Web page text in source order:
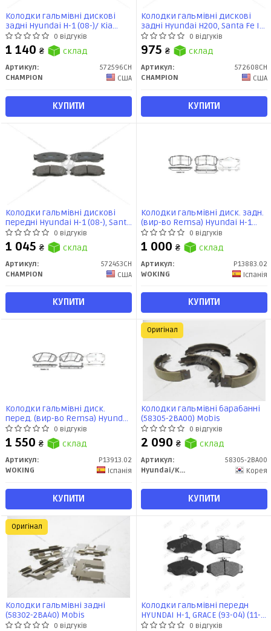
Колодки гальмівні дискові
задні Hyundai H-1 (08-)/ Kia
Sorento III (572596CH)
0 відгуків
1 140 ₴ склад
Артикул:
572596CH
CHAMPION
США
КУПИТИ
Колодки гальмівні дискові
задні Hyundai H200, Santa Fe II
(572608CH)
0 відгуків
975 ₴ склад
Артикул:
572608CH
CHAMPION
США
КУПИТИ
Колодки гальмівні дискові
передні Hyundai H-1 (08-), Santa
Fe I/ SsangYong Actyon I,
Rexton/Rexton II (572453CH)
0 відгуків
1 045 ₴ склад
Артикул:
572453CH
CHAMPION
США
КУПИТИ
Колодки гальмівні диск. задн.
(вир-во Remsa) Hyundai H-1
cargo 2.5 08-,Hyundai H-1 travel
2.5 08- (P13883.02) WOKING
0 відгуків
1 000 ₴ склад
Артикул:
P13883.02
WOKING
Іспанія
КУПИТИ
Колодки гальмівні диск.
перед. (вир-во Remsa) Hyundai
H-1 08> / Carnival 06>
(P13913.02) WOKING
0 відгуків
1 550 ₴ склад
Артикул:
P13913.02
WOKING
Іспанія
КУПИТИ
Колодки гальмівні барабанні
(58305-2BA00) Mobis
0 відгуків
2 090 ₴ склад
Артикул:
58305-2BA00
Hyundai/Kia/Mobis
Корея
КУПИТИ
Оригінал
Колодки гальмівні задні
(58302-2BA40) Mobis
0 відгуків
Оригінал
Колодки гальмівні передн
HYUNDAI H-1, GRACE (93-04) (11-
60020BA) AYD (11-60020BA) AYD
0 відгуків